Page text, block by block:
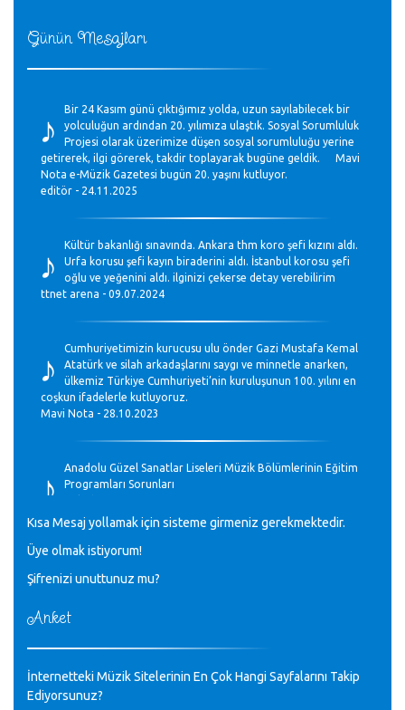
Günün Mesajları
♪
Bir 24 Kasım günü çıktığımız yolda, uzun sayılabilecek bir
yolculuğun ardından 20. yılımıza ulaştık. Sosyal Sorumluluk
Projesi olarak üzerimize düşen sosyal sorumluluğu yerine
getirerek, ilgi görerek, takdir toplayarak bugüne geldik. Mavi
Nota e-Müzik Gazetesi bugün 20. yaşını kutluyor.
editör - 24.11.2025
♪
Kültür bakanlığı sınavında. Ankara thm koro şefi kızını aldı.
Urfa korusu şefi kayın biraderini aldı. İstanbul korosu şefi
oğlu ve yeğenini aldı. ilginizi çekerse detay verebilirim
ttnet arena - 09.07.2024
♪
Cumhuriyetimizin kurucusu ulu önder Gazi Mustafa Kemal
Atatürk ve silah arkadaşlarını saygı ve minnetle anarken,
ülkemiz Türkiye Cumhuriyeti’nin kuruluşunun 100. yılını en
coşkun ifadelerle kutluyoruz.
Mavi Nota - 28.10.2023
♪
Anadolu Güzel Sanatlar Liseleri Müzik Bölümlerinin Eğitim
Programları Sorunları
♪
GEÇMİŞ OLSUN TÜRKİYE!
Mavi Nota - 07.02.2023
♪
30 yıl sonra karşılaşmak çok güzel Kurtuluş, teveccüh
M.Semih Baylan - 08.01.2023
Kısa Mesaj yollamak için sisteme girmeniz gerekmektedir.
Üye olmak istiyorum!
Şifrenizi unuttunuz mu?
Anket
İnternetteki Müzik Sitelerinin En Çok Hangi Sayfalarını Takip
Ediyorsunuz?